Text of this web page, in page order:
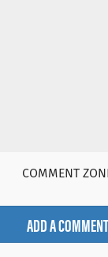
COMMENT
ADD A COMMENT